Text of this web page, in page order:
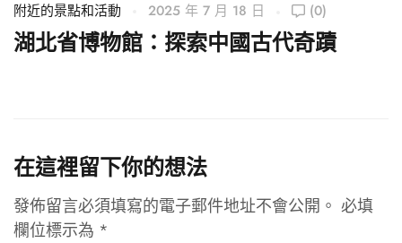
附近的景點和活動 2025 年 7 月 18 日 (0)
湖北省博物館：探索中國古代奇蹟
在這裡留下你的想法
發佈留言必須填寫的電子郵件地址不會公開。 必填
欄位標示為 *